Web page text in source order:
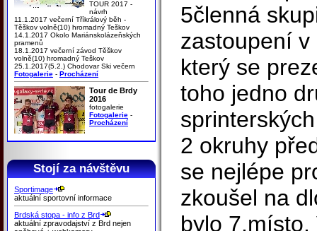
TOUR 2017 -
návrh
11.1.2017 večerní Tříkrálový běh -
Těškov volně(10) hromadný Teškov
14.1.2017 Okolo Mariánskolázeňských
pramenů
18.1.2017 večerní závod Těškov
volně(10) hromadný Teškov
25.1.2017(5.2.) Chodovar Ski večern
Fotogalerie - Procházení
Tour de Brdy
2016
fotogalerie
Fotogalerie -
Procházení
Stojí za návštěvu
Sportimage
aktuální sportovní informace
Brdská stopa - info z Brd
aktuální zpravodajství z Brd nejen
5členná
zastoupení v
který se
toho jedno
2 okruhy
se nejlépe
zkoušel na
bylo